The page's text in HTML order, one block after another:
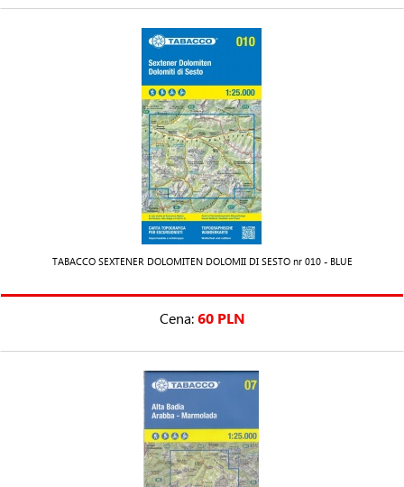
TABACCO SEXTENER DOLOMITEN DOLOMII DI SESTO nr 010 - BLUE
Cena:60 PLN